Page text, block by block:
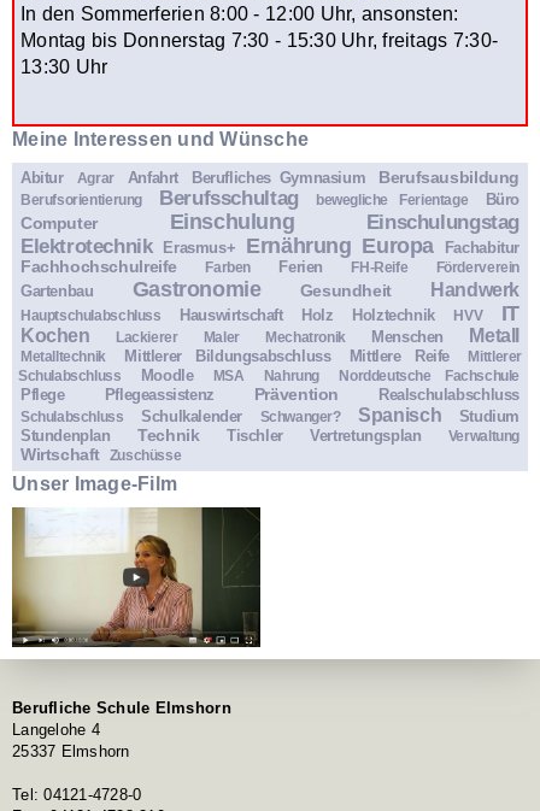
In den Sommerferien 8:00 - 12:00 Uhr, ansonsten:
Montag bis Donnerstag 7:30 - 15:30 Uhr, freitags 7:30-
13:30 Uhr
Meine Interessen und Wünsche
Abitur Agrar Anfahrt Berufliches Gymnasium Berufsausbildung
Berufsorientierung Berufsschultag bewegliche Ferientage Büro
Computer Einschulung
Einschulungstag
Elektrotechnik
Erasmus+ Ernährung Europa Fachabitur
Fachhochschulreife Farben Ferien FH-Reife Förderverein
Gartenbau Gastronomie Gesundheit Handwerk
Hauptschulabschluss Hauswirtschaft Holz Holztechnik HVV IT
Kochen Lackierer Maler Mechatronik Menschen Metall
Metalltechnik Mittlerer Bildungsabschluss Mittlere Reife
Mittlerer
Schulabschluss
Moodle MSA Nahrung Norddeutsche Fachschule
Pflege Pflegeassistenz Prävention Realschulabschluss
Schulabschluss Schulkalender Schwanger? Spanisch
Studium
Stundenplan
Technik Tischler Vertretungsplan Verwaltung
Wirtschaft Zuschüsse
Unser Image-Film
Berufliche Schule Elmshorn
Langelohe 4
25337 Elmshorn
Tel: 04121-4728-0